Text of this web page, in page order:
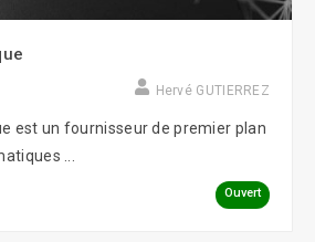
Hervé GUTIERREZ
est un fournisseur de premier plan
...
Ouvert